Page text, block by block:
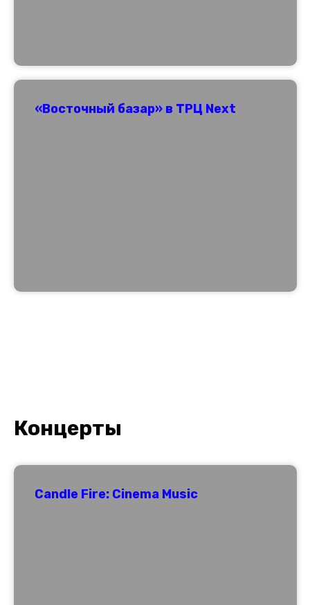
«Восточный базар» в ТРЦ Next
Концерты
Candle Fire: Cinema Music